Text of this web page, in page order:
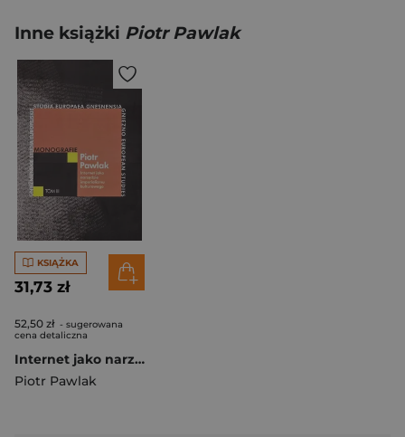
Inne książki Piotr Pawlak
KSIĄŻKA
31,73 zł
52,50 zł - sugerowana
cena detaliczna
Internet jako narzędzie imperializmu kulturowego
Piotr Pawlak